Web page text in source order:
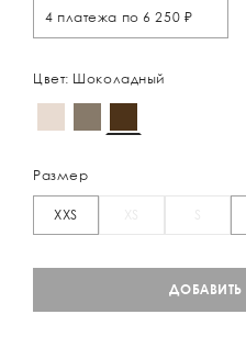
4 платежа по 6 250 ₽
Цвет: Шоколадный
Размер
XXS
ДОБАВИТЬ